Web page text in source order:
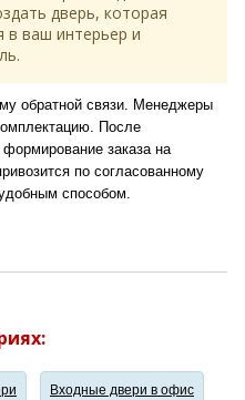
дверь, которая
в ваш интерьер и
обратной связи. Менеджеры
После
заказа на
по согласованному
способом.
Входные двери в офис